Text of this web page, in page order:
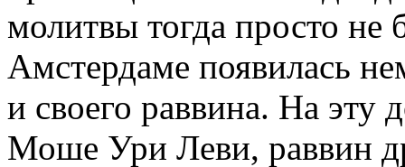
молитвы тогда просто не
Амстердаме появилась
и своего раввина. На эту
Моше Ури Леви, раввин